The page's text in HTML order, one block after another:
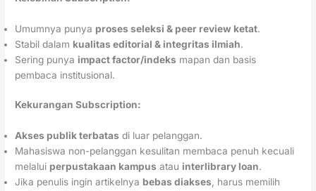
Umumnya punya proses seleksi & peer review ketat.
Stabil dalam kualitas editorial & integritas ilmiah.
Sering punyaimpact factor/indeks mapan dan basis
pembaca institusional.
Kekurangan Subscription:
Akses publik terbatas di luar pelanggan.
Mahasiswa non-pelanggan kesulitan membaca penuh kecuali
melalui perpustakaan kampus atauinterlibrary loan.
Jika penulis ingin artikelnya bebas diakses, harus memilih